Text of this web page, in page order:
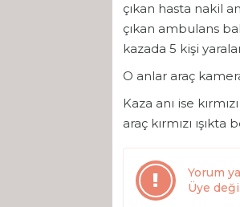
çıkan hasta nakil
çıkan ambulans
kazada 5 kişi
O anlar araç
Kaza anı ise
araç kırmızı
Yorum
Üye